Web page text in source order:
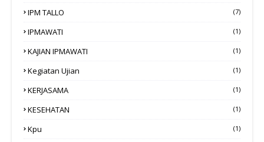
IPM TALLO (7)
IPMAWATI (1)
KAJIAN IPMAWATI (1)
Kegiatan Ujian (1)
KERJASAMA (1)
KESEHATAN (1)
Kpu (1)